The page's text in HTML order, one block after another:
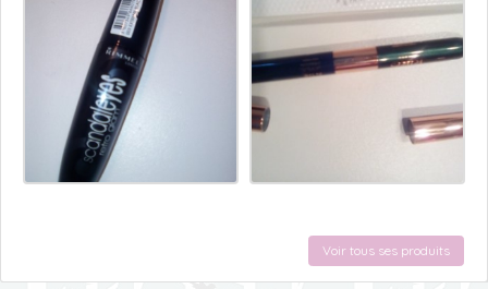
Voir tous ses produits